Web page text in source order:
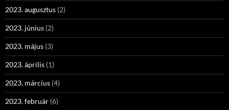
2023. augusztus (2)
2023. június (2)
2023. május (3)
2023. április (1)
2023. március (4)
2023. február (6)